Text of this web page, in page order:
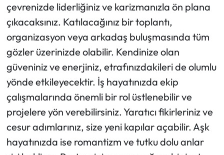
çevrenizde liderliğiniz ve karizmanızla ön plana
çıkacaksınız. Katılacağınız bir toplantı,
organizasyon veya arkadaş buluşmasında tüm
gözler üzerinizde olabilir. Kendinize olan
güveniniz ve enerjiniz, etrafınızdakileri de olumlu
yönde etkileyecektir. İş hayatınızda ekip
çalışmalarında önemli bir rol üstlenebilir ve
projelere yön verebilirsiniz. Yaratıcı fikirleriniz ve
cesur adımlarınız, size yeni kapılar açabilir. Aşk
hayatınızda ise romantizm ve tutku dolu anlar